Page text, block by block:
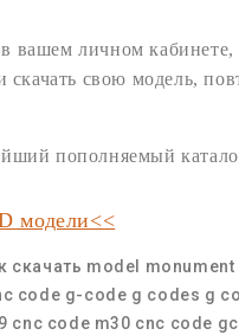
личном кабинете,
скачать свою модель,
пополняемый
модели<<
скачать model monument
code g-code g codes g
cnc code m30 cnc code